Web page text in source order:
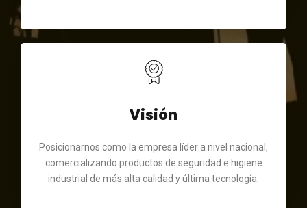
Visión
Posicionarnos como la empresa líder a nivel nacional,
comercializando productos de seguridad e higiene
industrial de más alta calidad y última tecnología.